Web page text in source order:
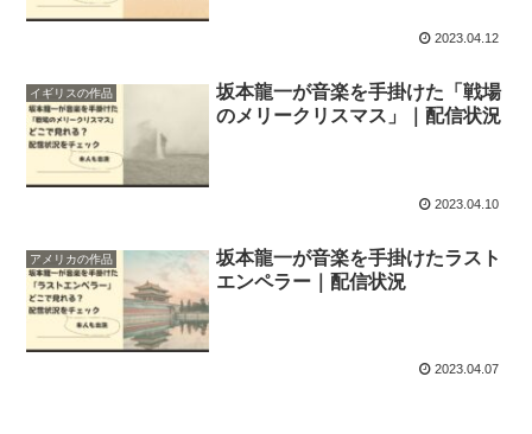
2023.04.12
イギリスの作品
坂本龍一が音楽を手掛けた「戦場
のメリークリスマス」｜配信状況
2023.04.10
アメリカの作品
坂本龍一が音楽を手掛けたラスト
エンペラー｜配信状況
2023.04.07